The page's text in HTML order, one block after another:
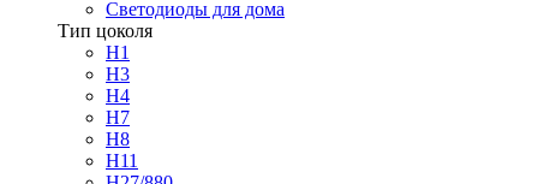
Светодиоды для дома
Тип цоколя
H1
H3
H4
H7
H8
H11